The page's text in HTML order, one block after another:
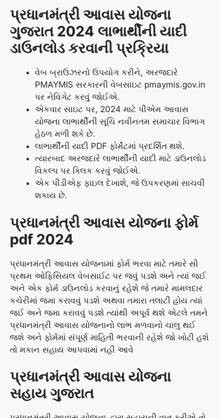
પ્રધાનમંત્રી આવાસ યોજના
ગુજરાત 2024 લાભાર્થીની યાદી
ડાઉનલોડ કરવાની પ્રક્રિયા
વેબ બ્રાઉઝરનો ઉપયોગ કરીને, અરજદારે
PMAYMIS સરકારની વેબસાઇટ pmaymis.gov.in
પર નેવિગેટ કરવું જોઈએ.
એકવાર સાઇટ પર, 2024 માટે પીએમ આવાસ
યોજના લાભાર્થીની સૂચિ નવીનતમ સમાચાર વિભાગ
હેઠળ મળી શકે છે.
લાભાર્થીની યાદી PDF ફોર્મેટમાં પ્રદર્શિત થશે.
ત્યારબાદ અરજદારે લાભાર્થીની યાદી માટે ડાઉનલોડ
વિકલ્પ પર ક્લિક કરવું જોઈએ.
એક પીડીએફ ફાઇલ દેખાશે, જે ઉપકરણમાં સાચવી
શકાય છે.
પ્રધાનમંત્રી આવાસ યોજના ફોર્મ
pdf 2024
પ્રધાનમંત્રી આવાસ યોજનામાં ફોર્મ ભરવા માટે તમારે સૌ
પ્રથમ ઓફિસિયલ વેબસાઈટ પર જવું પડશે અને ત્યાં જઈ
અને એક ફોર્મ ડાઉનલોડ કરવાનું રહેશે જે તમારે મામલદાર
કચેરીમાં જમા કરાવવું પડશે અથવા તમારા તલાટી હોય ત્યાં
જઈ અને જમા કરાવવું પડશે ત્યાંથી અપૂર્વ થશે એટલે તમને
પ્રધાનમંત્રી આવાસ યોજનાનો લાભ મળવાનો ચાલુ થઈ
જશે અને ફોર્મમાં સંપૂર્ણ માહિતી ભરવાની રહેશે જો ખોટી હશે
તો મકાન સહાય આપવામાં નહીં આવે
પ્રધાનમંત્રી આવાસ યોજના
સહાય ગુજરાત